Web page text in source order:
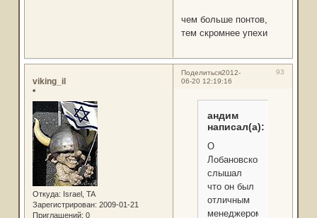
чем больше понтов,
тем скромнее упехи
Поделиться 93
2012-
06-20 12:19:16
viking_il
*
Откуда: Israel, TA
Зарегистрирован: 2009-01-21
Приглашений: 0
андим
написал(а):
О
Лобановском
слышал
что он был
отличным
менеджером,